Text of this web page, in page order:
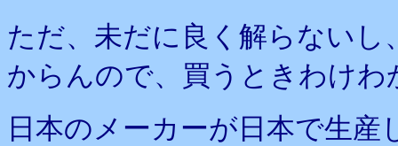
ただ、未だに良く解らない
からんので、買うときわけ
日本のメーカーが日本で生